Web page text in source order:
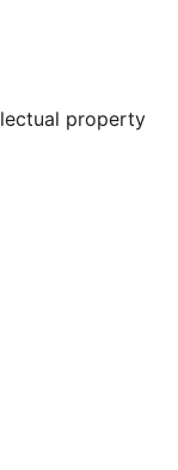
property